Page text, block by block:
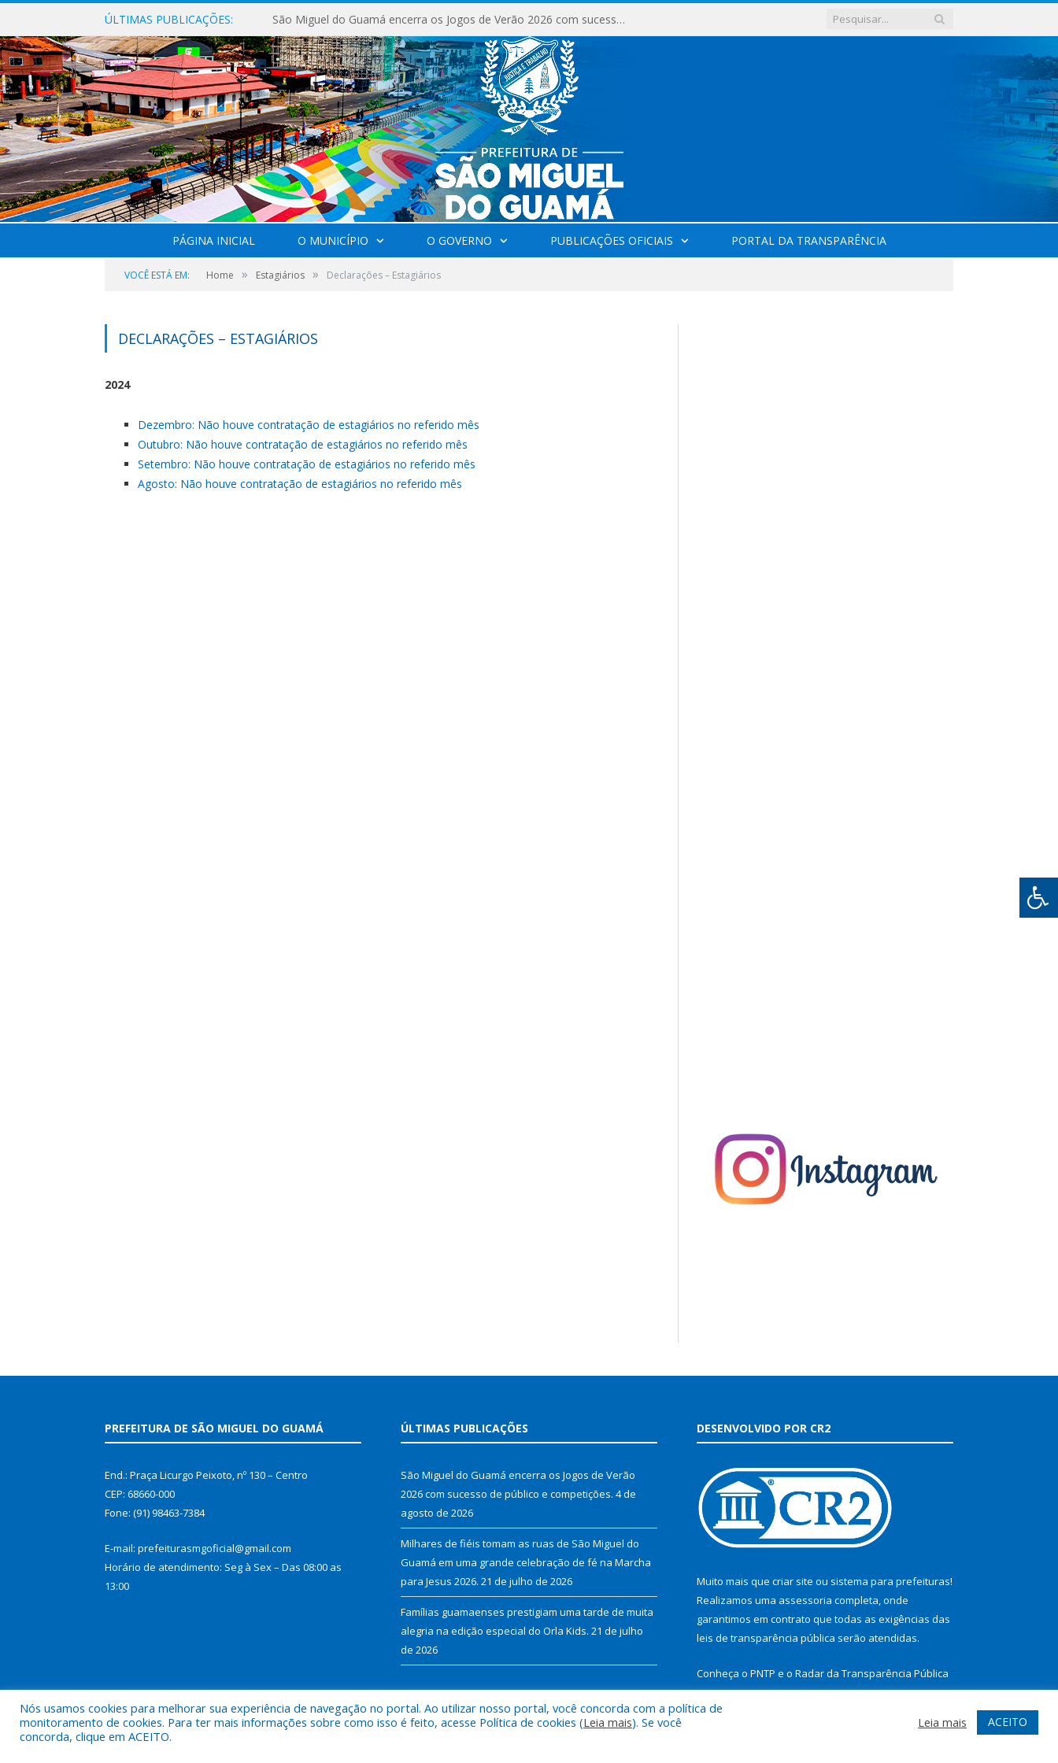
ÚLTIMAS PUBLICAÇÕES: São Miguel do Guamá encerra os Jogos de Verão 2026 com sucesso de público e competições.
PÁGINA INICIAL O MUNICÍPIO O GOVERNO PUBLICAÇÕES OFICIAIS PORTAL DA TRANSPARÊNCIA
VOCÊ ESTÁ EM: Home » Estagiários » Declarações – Estagiários
DECLARAÇÕES – ESTAGIÁRIOS
2024
Dezembro: Não houve contratação de estagiários no referido mês
Outubro: Não houve contratação de estagiários no referido mês
Setembro: Não houve contratação de estagiários no referido mês
Agosto: Não houve contratação de estagiários no referido mês
PREFEITURA DE SÃO MIGUEL DO GUAMÁ
End.: Praça Licurgo Peixoto, nº 130 – Centro
CEP: 68660-000
Fone: (91) 98463-7384
E-mail: prefeiturasmgoficial@gmail.com
Horário de atendimento: Seg à Sex – Das 08:00 as
13:00
ÚLTIMAS PUBLICAÇÕES
São Miguel do Guamá encerra os Jogos de Verão
2026 com sucesso de público e competições. 4 de
agosto de 2026
Milhares de fiéis tomam as ruas de São Miguel do
Guamá em uma grande celebração de fé na Marcha
para Jesus 2026. 21 de julho de 2026
Famílias guamaenses prestigiam uma tarde de muita
alegria na edição especial do Orla Kids. 21 de julho
de 2026
DESENVOLVIDO POR CR2
Muito mais que criar site ou sistema para prefeituras!
Realizamos uma assessoria completa, onde
garantimos em contrato que todas as exigências das
leis de transparência pública serão atendidas.
Conheça o PNTP e o Radar da Transparência Pública
Nós usamos cookies para melhorar sua experiência de navegação no portal. Ao utilizar nosso portal, você concorda com a política de
monitoramento de cookies. Para ter mais informações sobre como isso é feito, acesse Política de cookies (Leia mais). Se você
concorda, clique em ACEITO.
Leia mais ACEITO